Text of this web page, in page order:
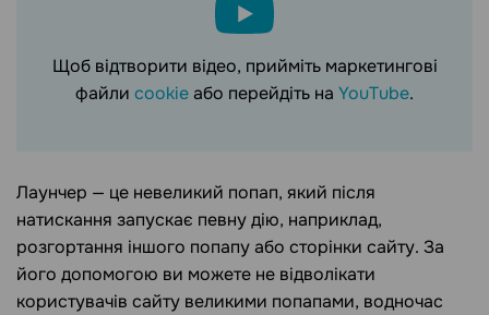
Щоб відтворити відео, прийміть маркетингові
файли cookieабо перейдіть на YouTube.
Лаунчер — це невеликий попап, який після
натискання запускає певну дію, наприклад,
розгортання іншого попапу або сторінки сайту. За
його допомогою ви можете не відволікати
користувачів сайту великими попапами, водночас